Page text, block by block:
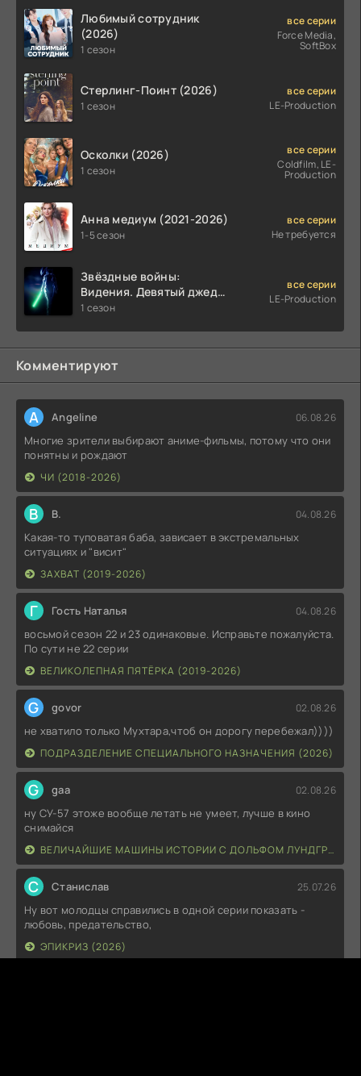
Любимый сотрудник
(2026)
1 сезон
все серии
Force Media,
SoftBox
Стерлинг-Поинт (2026)
1 сезон
все серии
LE-Production
Осколки (2026)
1 сезон
все серии
Coldfilm, LE-
Production
Анна медиум (2021-2026)
1-5 сезон
все серии
Не требуется
Звёздные войны:
Видения. Девятый джедай
(2026)
1 сезон
все серии
LE-Production
Комментируют
A Angeline 06.08.26
Многие зрители выбирают аниме-фильмы, потому что они
понятны и рождают
ЧИ (2018-2026)
В В. 04.08.26
Какая-то туповатая баба, зависает в экстремальных
ситуациях и "висит"
ЗАХВАТ (2019-2026)
Г Гость Наталья 04.08.26
восьмой сезон 22 и 23 одинаковые. Исправьте пожалуйста.
По сути не 22 серии
ВЕЛИКОЛЕПНАЯ ПЯТЁРКА (2019-2026)
G govor 02.08.26
не хватило только Мухтара,чтоб он дорогу перебежал))))
ПОДРАЗДЕЛЕНИЕ СПЕЦИАЛЬНОГО НАЗНАЧЕНИЯ (2026)
G gaa 02.08.26
ну СУ-57 этоже вообще летать не умеет, лучше в кино
снимайся
ВЕЛИЧАЙШИЕ МАШИНЫ ИСТОРИИ С ДОЛЬФОМ ЛУНДГРЕНОМ (2026)
С Станислав 25.07.26
Ну вот молодцы справились в одной серии показать -
любовь, предательство,
ЭПИКРИЗ (2026)